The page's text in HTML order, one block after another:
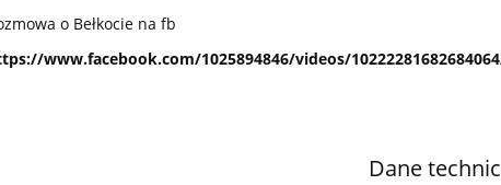
o Bełkocie na fb
www.facebook.com/1025894846/videos/
Dane